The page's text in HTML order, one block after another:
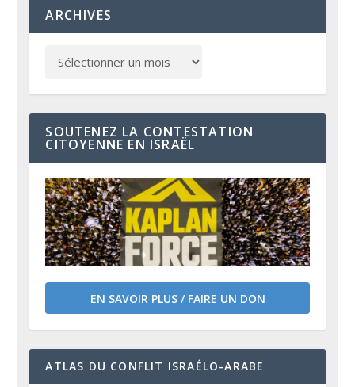
ARCHIVES
SOUTENEZ LA CONTESTATION
CITOYENNE EN ISRAËL
EN SAVOIR PLUS / FAIRE UN DON
ATLAS DU CONFLIT ISRAÉLO-ARABE